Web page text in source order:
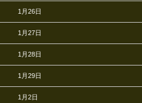
1月26日
1月27日
1月28日
1月29日
1月2日